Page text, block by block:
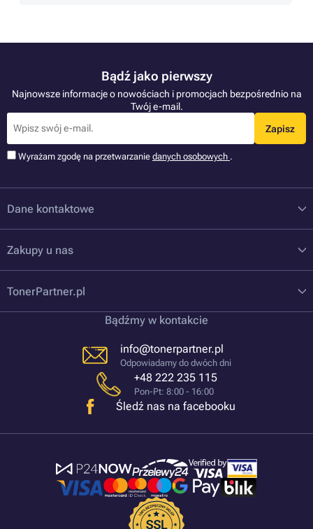
Bądź jako pierwszy
Najnowsze informacje o nowościach i promocjach bezpośrednio na
Twój e-mail.
Zapisz
Wyrażam zgodę na przetwarzanie danych osobowych .
Dane kontaktowe
Zakupy u nas
TonerPartner.pl
Bądźmy w kontakcie
info@tonerpartner.pl
Odpowiadamy do dwóch dni
+48 222 235 115
Pon-Pt: 8:00 - 16:00
Śledź nas na facebooku